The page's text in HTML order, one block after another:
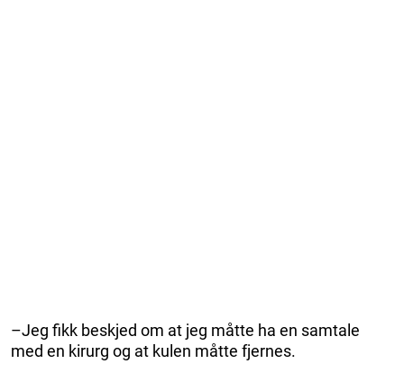
–Jeg fikk beskjed om at jeg måtte ha en samtale
med en kirurg og at kulen måtte fjernes.